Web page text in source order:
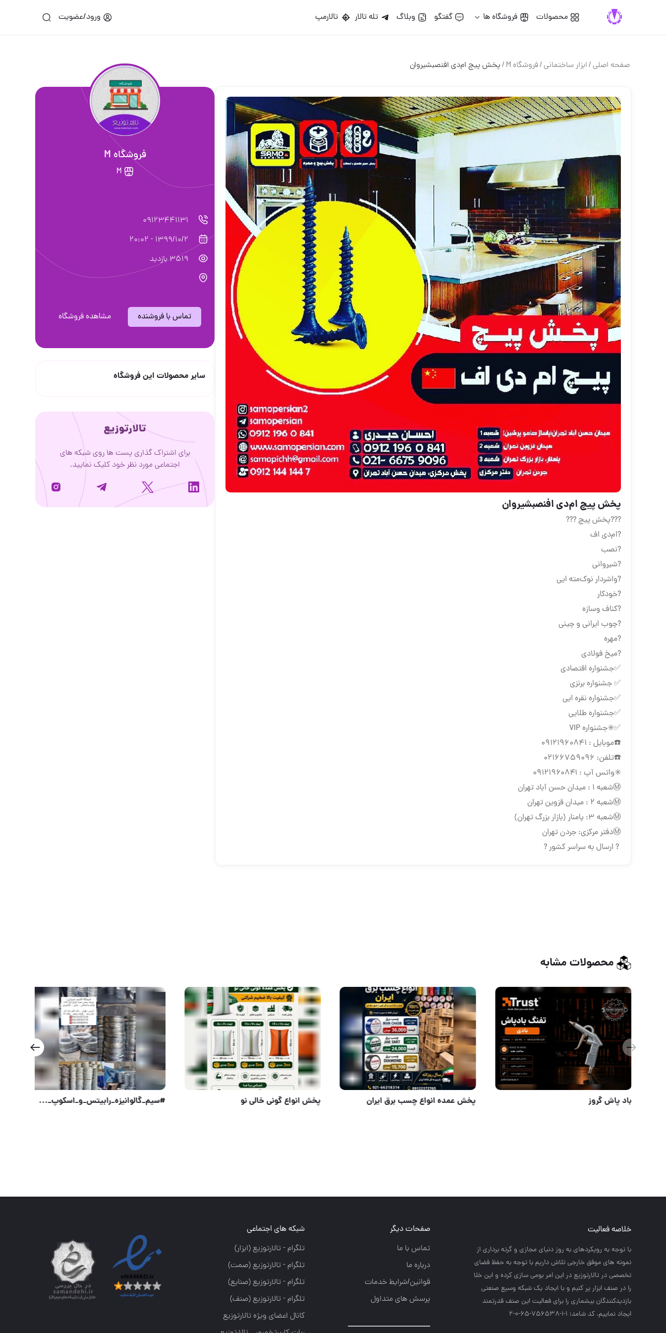
محصولات فروشگاه ها گفتگو وبلاگ تله تالار تالارمپ ورود/عضویت
صفحه اصلی/ابزار ساختماني/فروشگاه M /پخش پیچ ‏️ام‌دی اف‏️نصب‏️شیروان
پخش پیچ ‏️ام‌دی اف‏️نصب‏️شیروان
???پخش پیچ ???
‏?️ام‌دی اف
‏?️نصب
‏?️شیروانی
‏?️واشردار نوک‌مته ایی
‏?️خودکار
‏?️کناف و‌سازه
‏?️چوب ایرانی و چینی
‏?️مهره
‏?️میخ فولادی
✅جشنواره اقتصادی
✅ جشنواره برنزی
✅جشنواره نقره ایی
✅جشنواره طلایی
✅✳️جشنواره VIP
☎️موبایل : 09121960841
☎️تلفن: 02166759096
✳️واتس آپ : ۰۹۱۲۱۹۶۰۸۴۱
فروشگاه M
M
09123441131
1399/10/2 - 20:02
3519 بازدید
تماس با فروشنده مشاهده فروشگاه
سایر محصولات این فروشگاه
تالارتوزیع
برای اشتراک گذاری پست ها روی شبکه های
اجتماعی مورد نظر خود کلیک نمایید.
محصولات مشابه
کمچه طرح سید تخت و سرگرد باد پاش گروز پخش عمده انواع چسب برق ایران پخش انواع گونی خالی نو
خلاصه فعالیت
با توجه به رويكردهاي به روز دنياي مجازي و گرته برداري از
نمونه هاي موفق خارجي تلاش داريم با توجه به حفظ فضاي
تخصصي در تالارتوزيع در اين امر بومي سازي كرده و اين خلا
را در صنف ابزار پر كنيم و با ايجاد يك شبكه وسيع صنعتي
بازديدكنندگان بيشماري را براي فعاليت اين صنف قدرتمند
ايجاد نماييم. کد شامد: 1-1-756538-65-0-2
صفحات دیگر
تماس با ما
درباره ما
قوانین/شرایط خدمات
پرسش های متداول
شبکه های اجتماعی
تلگرام - تالارتوزيع (ابزار)
تلگرام - تالارتوزيع (صمت)
تلگرام - تالارتوزيع (صنايع)
تلگرام - تالارتوزیع (صنف)
کانال اعضای ویژه تالارتوزیع